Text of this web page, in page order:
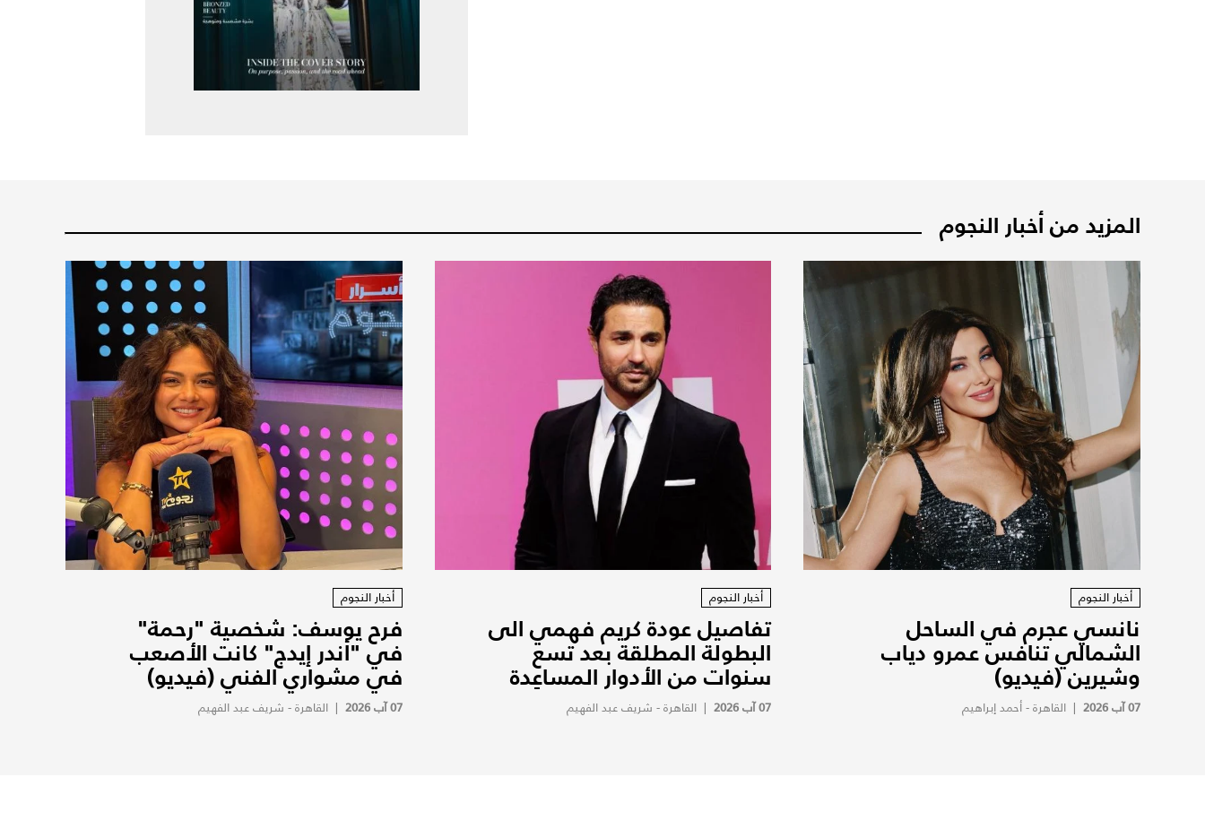
المزيد من أخبار النجوم
أخبار النجوم
نانسي عجرم في الساحل
الشمالي تنافس عمرو دياب
وشيرين (فيديو)
07 آب 2026 | القاهرة - أحمد إبراهيم
أخبار النجوم
تفاصيل عودة كريم فهمي الى
البطولة المطلقة بعد تسع
سنوات من الأدوار المساعِدة
07 آب 2026 | القاهرة - شريف عبد الفهيم
أخبار النجوم
فرح يوسف: شخصية "رحمة"
في "أندر إيدج" كانت الأصعب
في مشواري الفني (فيديو)
07 آب 2026 |القاهرة - شريف عبد الفهيم